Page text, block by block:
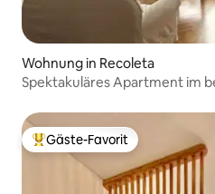
Wohnung in Recoleta
Spektakuläres Apartment im
Beliebter Gäste-Favorit.
Gäste-Favorit